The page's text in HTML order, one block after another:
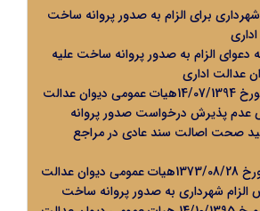
برای الزام به صدور پروانه ساخت
الزام به صدور پروانه ساخت علیه
عدالت اداری
رای شماره 871 مورخ 14/07/1394هیات عمومی دیوان عدالت
پذیرش درخواست صدور پروانه
صحت اصالت سند عادی در مراجع
رای شماره 96 مورخ 1373/08/28هیات عمومی دیوان عدالت
شهرداری به صدور پروانه ساخت